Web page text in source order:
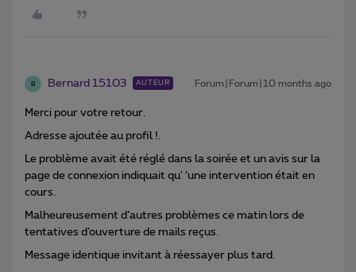
B Bernard 15103 AUTEUR Forum|Forum|10 months ago
Merci pour votre retour.
Adresse ajoutée au profil !.
Le problème avait été réglé dans la soirée et un avis sur la
page de connexion indiquait qu' ‘une intervention était en
cours.
Malheureusement d’autres problèmes ce matin lors de
tentatives d’ouverture de mails reçus.
Message identique invitant à réessayer plus tard.